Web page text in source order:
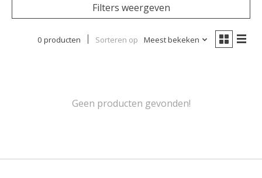
Filters weergeven
0 producten Sorteren op Meest bekeken
Geen producten gevonden!